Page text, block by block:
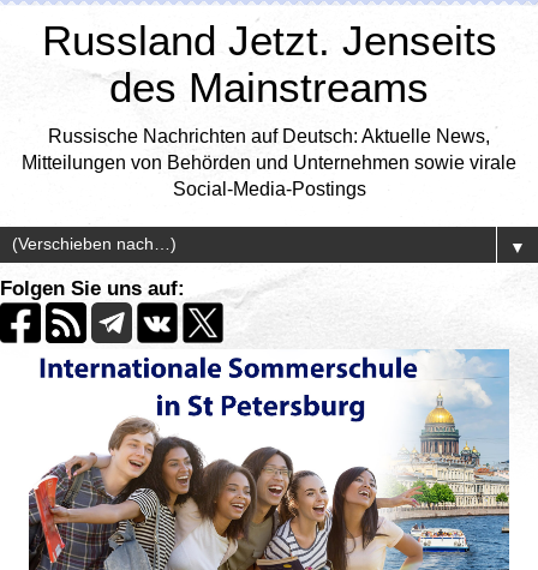
Russland Jetzt. Jenseits
des Mainstreams
Russische Nachrichten auf Deutsch: Aktuelle News,
Mitteilungen von Behörden und Unternehmen sowie virale
Social-Media-Postings
▼
Folgen Sie uns auf: